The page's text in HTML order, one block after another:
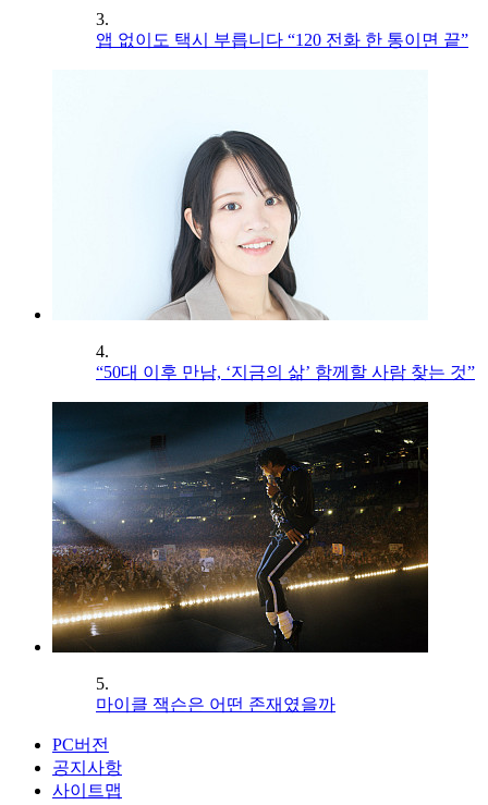
3.
앱 없이도 택시 부릅니다 “120 전화 한 통이면 끝”
4.
“50대 이후 만남, ‘지금의 삶’ 함께할 사람 찾는 것”
5.
마이클 잭슨은 어떤 존재였을까
PC버전
공지사항
사이트맵